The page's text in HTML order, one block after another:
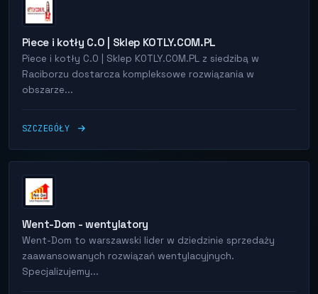
Piece i kotły C.O | Sklep KOTLY.COM.PL
Piece i kotły C.O | Sklep KOTLY.COM.PL z siedzibą w
Raciborzu dostarcza kompleksowe rozwiązania w
obszarze...
SZCZEGÓŁY
Went-Dom - wentylatory
Went-Dom to warszawski lider w dziedzinie sprzedaży
zaawansowanych rozwiązań wentylacyjnych.
Specjalizujemy...